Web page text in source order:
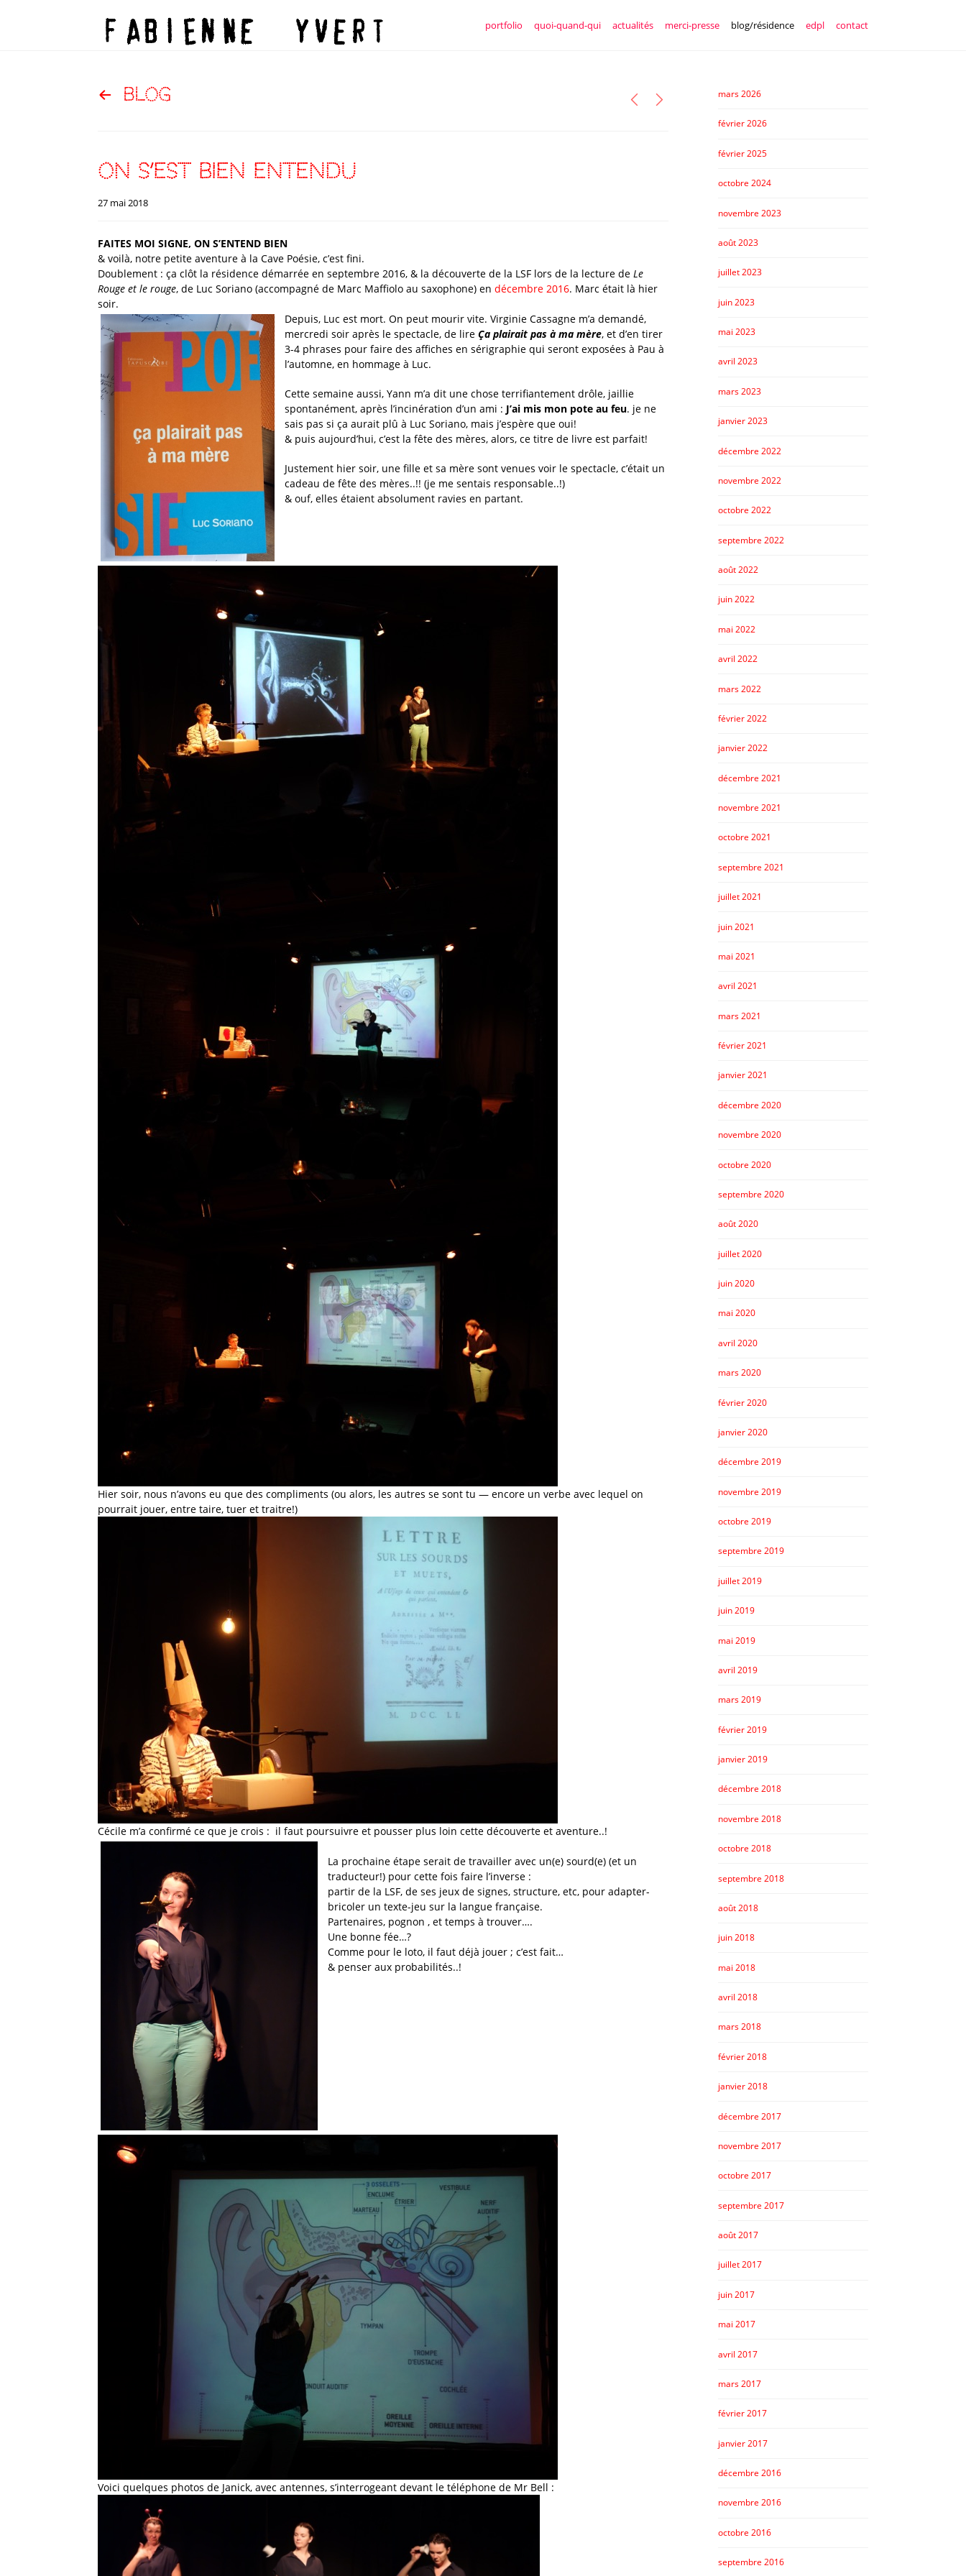
portfolio quoi-quand-qui actualités merci-presse blog/résidence edpl contact
blog
on s’est bien entendu
27 mai 2018
FAITES MOI SIGNE, ON S’ENTEND BIEN
& voilà, notre petite aventure à la Cave Poésie, c’est fini.
Doublement : ça clôt la résidence démarrée en septembre 2016, & la découverte de la LSF lors de la lecture de Le
Rouge et le rouge, de Luc Soriano (accompagné de Marc Maffiolo au saxophone) en décembre 2016. Marc était là hier
soir.
Depuis, Luc est mort. On peut mourir vite. Virginie Cassagne m’a demandé,
mercredi soir après le spectacle, de lire Ça plairait pas à ma mère, et d’en tirer
3-4 phrases pour faire des affiches en sérigraphie qui seront exposées à Pau à
l’automne, en hommage à Luc.
Cette semaine aussi, Yann m’a dit une chose terrifiantement drôle, jaillie
spontanément, après l’incinération d’un ami : J’ai mis mon pote au feu. je ne
sais pas si ça aurait plû à Luc Soriano, mais j’espère que oui!
& puis aujourd’hui, c’est la fête des mères, alors, ce titre de livre est parfait!
Justement hier soir, une fille et sa mère sont venues voir le spectacle, c’était un
cadeau de fête des mères..!! (je me sentais responsable..!)
& ouf, elles étaient absolument ravies en partant.
Hier soir, nous n’avons eu que des compliments (ou alors, les autres se sont tu — encore un verbe avec lequel on
pourrait jouer, entre taire, tuer et traitre!)
Cécile m’a confirmé ce que je crois : il faut poursuivre et pousser plus loin cette découverte et aventure..!
La prochaine étape serait de travailler avec un(e) sourd(e) (et un
traducteur!) pour cette fois faire l’inverse :
partir de la LSF, de ses jeux de signes, structure, etc, pour adapter-
bricoler un texte-jeu sur la langue française.
Partenaires, pognon , et temps à trouver….
Une bonne fée…?
Comme pour le loto, il faut déjà jouer ; c’est fait…
& penser aux probabilités..!
Voici quelques photos de Janick, avec antennes, s’interrogeant devant le téléphone de Mr Bell :
mars 2026
février 2026
février 2025
octobre 2024
novembre 2023
août 2023
juillet 2023
juin 2023
mai 2023
avril 2023
mars 2023
janvier 2023
décembre 2022
novembre 2022
octobre 2022
septembre 2022
août 2022
juin 2022
mai 2022
avril 2022
mars 2022
février 2022
janvier 2022
décembre 2021
novembre 2021
octobre 2021
septembre 2021
juillet 2021
juin 2021
mai 2021
avril 2021
mars 2021
février 2021
janvier 2021
décembre 2020
novembre 2020
octobre 2020
septembre 2020
août 2020
juillet 2020
juin 2020
mai 2020
avril 2020
mars 2020
février 2020
janvier 2020
décembre 2019
novembre 2019
octobre 2019
septembre 2019
juillet 2019
juin 2019
mai 2019
avril 2019
mars 2019
février 2019
janvier 2019
décembre 2018
novembre 2018
octobre 2018
septembre 2018
août 2018
juin 2018
mai 2018
avril 2018
mars 2018
février 2018
janvier 2018
décembre 2017
novembre 2017
octobre 2017
septembre 2017
août 2017
juillet 2017
juin 2017
mai 2017
avril 2017
mars 2017
février 2017
janvier 2017
décembre 2016
novembre 2016
octobre 2016
septembre 2016